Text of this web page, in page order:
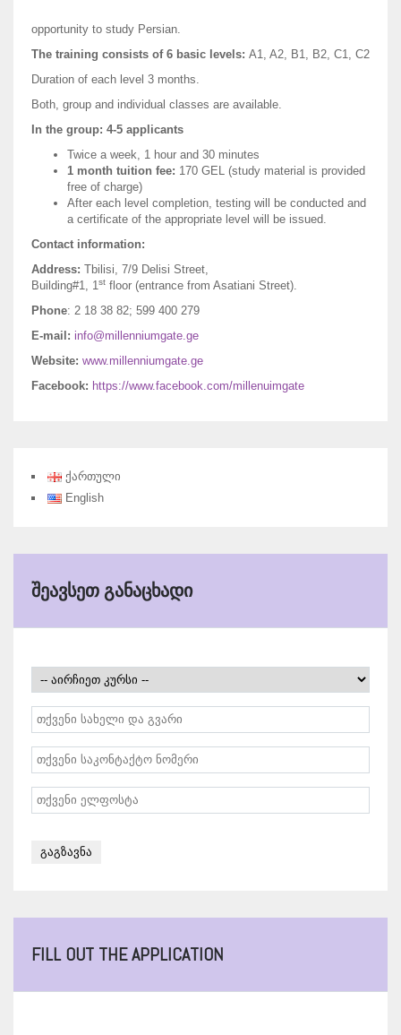
opportunity to study Persian.
The training consists of 6 basic levels: A1, A2, B1, B2, C1, C2
Duration of each level 3 months.
Both, group and individual classes are available.
In the group: 4-5 applicants
Twice a week, 1 hour and 30 minutes
1 month tuition fee: 170 GEL (study material is provided
free of charge)
After each level completion, testing will be conducted and
a certificate of the appropriate level will be issued.
Contact information:
Address: Tbilisi, 7/9 Delisi Street,
Building#1, 1st floor (entrance from Asatiani Street).
Phone: 2 18 38 82; 599 400 279
E-mail: info@millenniumgate.ge
Website: www.millenniumgate.ge
Facebook: https://www.facebook.com/millenuimgate
ქართული
English
ᲨᲔᲐᲕᲡᲔᲗ ᲒᲐᲜᲐᲪᲮᲐᲓᲘ
FILL OUT THE APPLICATION